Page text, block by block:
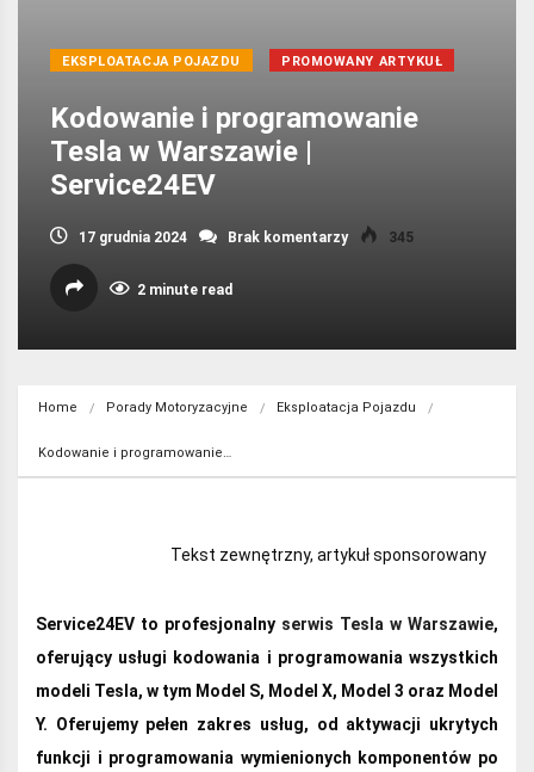
EKSPLOATACJA POJAZDU PROMOWANY ARTYKUŁ
Kodowanie i programowanie
Tesla w Warszawie |
Service24EV
17 grudnia 2024 Brak komentarzy 345
2 minute read
Home Porady Motoryzacyjne Eksploatacja Pojazdu
Kodowanie i programowanie…
Tekst zewnętrzny, artykuł sponsorowany
Service24EV to profesjonalny serwis Tesla w Warszawie,
oferujący usługi kodowania i programowania wszystkich
modeli Tesla, w tym Model S, Model X, Model 3 oraz Model
Y. Oferujemy pełen zakres usług, od aktywacji ukrytych
funkcji i programowania wymienionych komponentów po